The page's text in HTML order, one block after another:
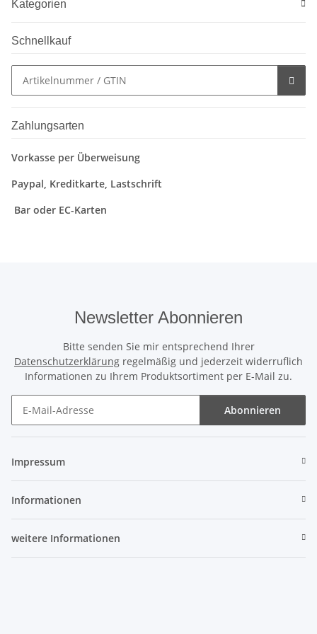
Kategorien
Schnellkauf
Zahlungsarten
Vorkasse per Überweisung
Paypal, Kreditkarte, Lastschrift
Bar oder EC-Karten
Newsletter Abonnieren
Bitte senden Sie mir entsprechend Ihrer
Datenschutzerklärung regelmäßig und jederzeit widerruflich
Informationen zu Ihrem Produktsortiment per E-Mail zu.
Abonnieren
Impressum
Informationen
weitere Informationen